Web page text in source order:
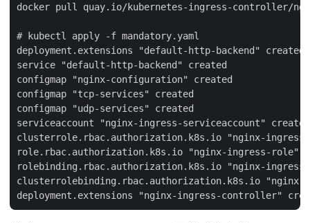
docker pull quay.io/kubernetes-ingress-controller/
# kubectl apply -f mandatory.yaml
deployment.extensions "default-http-backend" created
service "default-http-backend" created
configmap "nginx-configuration" created
configmap "tcp-services" created
configmap "udp-services" created
serviceaccount "nginx-ingress-serviceaccount" created
clusterrole.rbac.authorization.k8s.io "nginx-
role.rbac.authorization.k8s.io "nginx-ingress-role"
rolebinding.rbac.authorization.k8s.io "nginx-
clusterrolebinding.rbac.authorization.k8s.io